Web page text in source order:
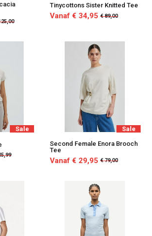
Tinycottons Sister Knitted Tee
Vanaf € 34,95 € 89,00
Sale
Sale
Second Female Enora Brooch
Tee
Vanaf € 29,95 € 79,00